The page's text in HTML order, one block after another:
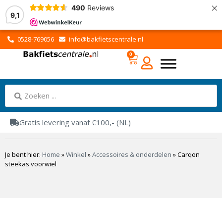
9,1
490 Reviews ×
0528-769056 info@bakfietscentrale.nl
0
Gratis levering vanaf €100,- (NL)
Je bent hier: Home »Winkel »Accessoires & onderdelen »Carqon
steekas voorwiel